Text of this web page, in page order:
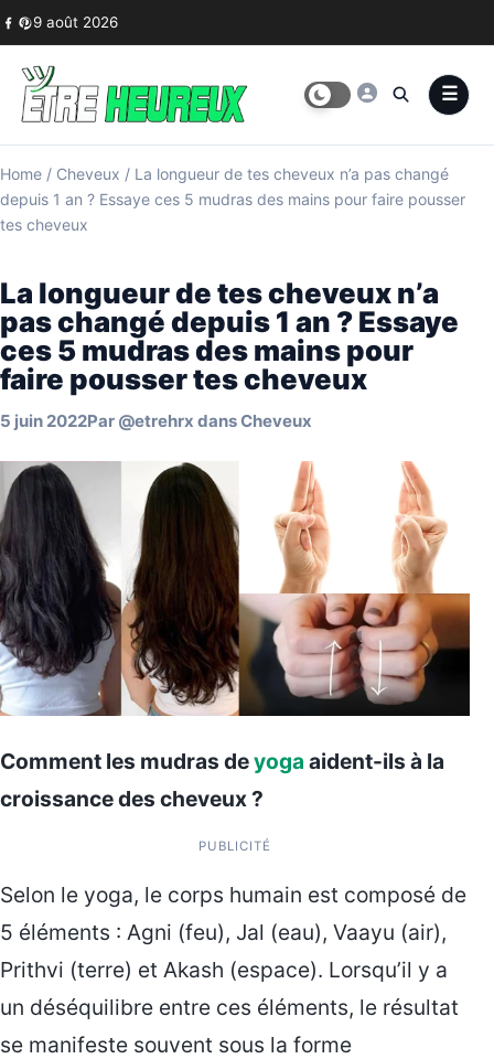
Skip to content
9 août 2026
Home / Cheveux / La longueur de tes cheveux n’a pas changé
depuis 1 an ? Essaye ces 5 mudras des mains pour faire pousser
tes cheveux
La longueur de tes cheveux n’a
pas changé depuis 1 an ? Essaye
ces 5 mudras des mains pour
faire pousser tes cheveux
5 juin 2022Par @etrehrx dansCheveux
Comment les mudras deyoga aident-ils à la
croissance des cheveux ?
PUBLICITÉ
Selon le yoga, le corps humain est composé de
5 éléments : Agni (feu), Jal (eau), Vaayu (air),
Prithvi (terre) et Akash (espace). Lorsqu’il y a
un déséquilibre entre ces éléments, le résultat
se manifeste souvent sous la forme